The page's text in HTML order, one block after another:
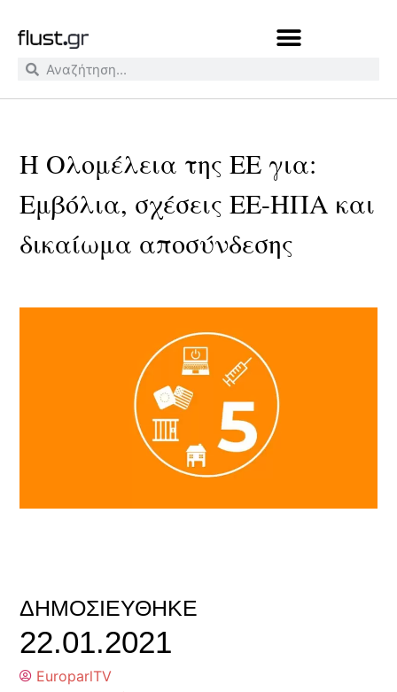
Η Ολομέλεια της ΕΕ για:
Εμβόλια, σχέσεις ΕΕ-ΗΠΑ και
δικαίωμα αποσύνδεσης
ΔΗΜΟΣΙΕΎΘΗΚΕ
22.01.2021
EuroparlTV